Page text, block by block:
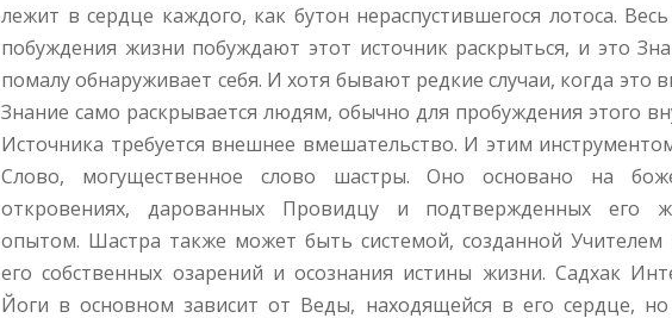
лежит в сердце каждого, как бутон нераспустившегося лотоса.
побуждения жизни побуждают этот источник раскрыться, и это
помалу обнаруживает себя. И хотя бывают редкие случаи, когда это
Знание само раскрывается людям, обычно для пробуждения этого
Источника требуется внешнее вмешательство. И этим
Слово, могущественное слово шастры. Оно основано на
откровениях, дарованных Провидцу и подтвержденных его
опытом. Шастра также может быть системой, созданной Учителем
его собственных озарений и осознания истины жизни. Садхак
Йоги в основном зависит от Веды, находящейся в его сердце,